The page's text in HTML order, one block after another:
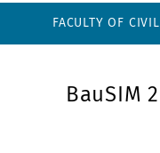
FACULTY OF
BauSIM